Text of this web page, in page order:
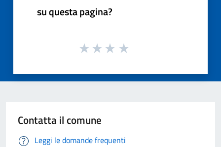
su questa pagina?
Contatta il comune
Leggi le domande frequenti